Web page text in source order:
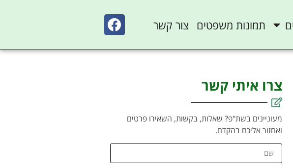
תמונות משפטים צור קשר
צרו איתי קשר
מעוניינים בשת"פ? שאלות, בקשות, השאירו פרטים
ואחזור אליכם בהקדם.